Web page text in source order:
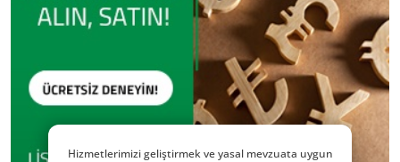
Hizmetlerimizi geliştirmek ve yasal mevzuata uygun